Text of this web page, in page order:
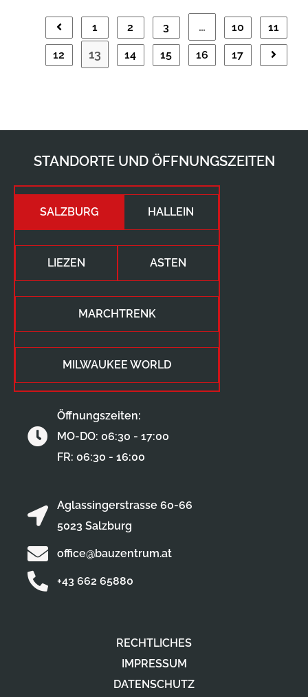
1 2 3 … 10 11
12 13 14 15 16 17
RECHTLICHES
IMPRESSUM
DATENSCHUTZ
STANDORTE UND ÖFFNUNGSZEITEN
SALZBURG HALLEIN
LIEZEN ASTEN
MARCHTRENK
MILWAUKEE WORLD
Aglassingerstrasse 60-66
5023 Salzburg
office@bauzentrum.at
+43 662 65880
Öffnungszeiten:
MO-DO: 06:30 - 17:00
FR: 06:30 - 16:00